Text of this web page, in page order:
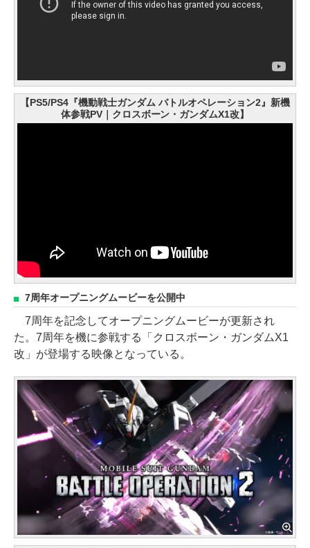
【PS5/PS4『機動戦士ガンダム バトルオペレーション2』新機
体参戦PV｜クロスボーン・ガンダムX1改】
7周年オープニングムービーを公開中
7周年を記念してオープニングムービーが更新され
た。7周年を機に参戦する「クロスボーン・ガンダムX1
改」が登場する映像となっている。